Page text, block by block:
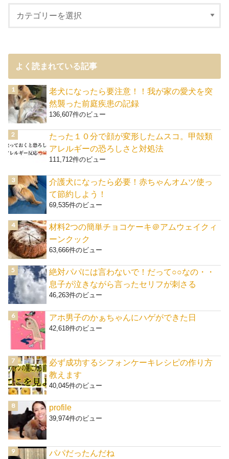
よく読まれている記事
老犬になったら要注意！！我が家の愛犬を突
然襲った前庭疾患の記録
136,607件のビュー
たった１０分で顔が変形したムスコ。甲殻類
アレルギーの恐ろしさと対処法
111,712件のビュー
介護犬になったら必要！赤ちゃんオムツ使っ
て節約しよう！
69,535件のビュー
材料2つの簡単チョコケーキ＠アムウェイクィ
ーンクック
63,666件のビュー
絶対パパには言わないで！だって○○なの・・
息子が泣きながら言ったセリフが刺さる
46,263件のビュー
アホ男子のかぁちゃんにハゲができた日
42,618件のビュー
必ず成功するシフォンケーキレシピの作り方
教えます
40,045件のビュー
profile
39,974件のビュー
パパだったんだね